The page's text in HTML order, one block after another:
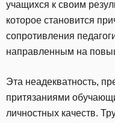
учащихся к своим
которое становится
сопротивления
направленным на
Эта неадекватность,
притязаниями
личностных качеств.